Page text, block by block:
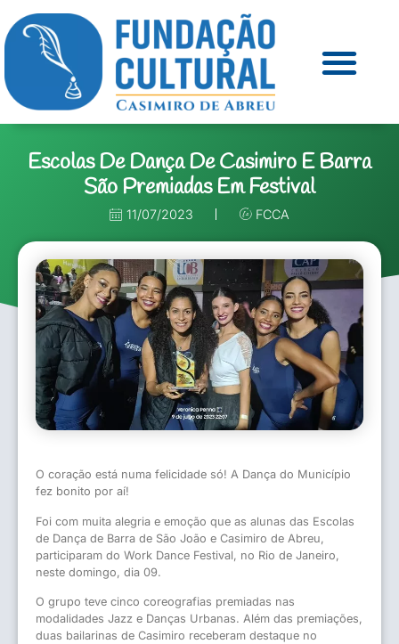
Escolas De Dança De Casimiro E Barra
São Premiadas Em Festival
11/07/2023 FCCA
O coração está numa felicidade só! A Dança do Município
fez bonito por aí!
Foi com muita alegria e emoção que as alunas das Escolas
de Dança de Barra de São João e Casimiro de Abreu,
participaram do Work Dance Festival, no Rio de Janeiro,
neste domingo, dia 09.
O grupo teve cinco coreografias premiadas nas
modalidades Jazz e Danças Urbanas. Além das premiações,
duas bailarinas de Casimiro receberam destaque no